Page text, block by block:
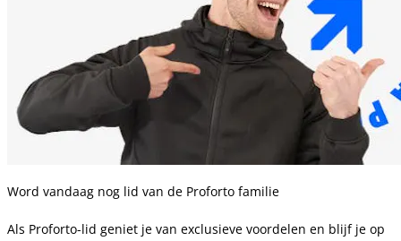
Word vandaag nog lid van de Proforto familie
Als Proforto-lid geniet je van exclusieve voordelen en blijf je op